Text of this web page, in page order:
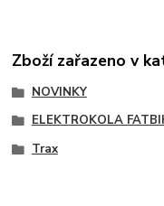
Zboží zařazeno v
NOVINKY
ELEKTROKOLA
Trax